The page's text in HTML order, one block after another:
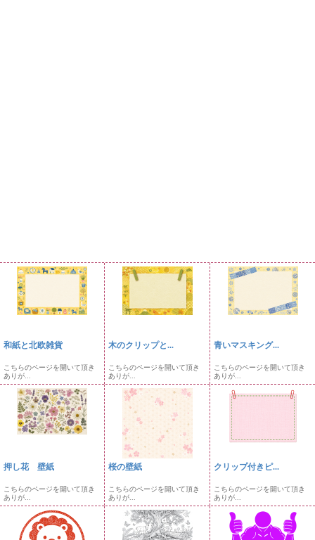
和紙と北欧雑貨
こちらのページを開いて頂き
ありが...
木のクリップと...
こちらのページを開いて頂き
ありが...
青いマスキング...
こちらのページを開いて頂き
ありが...
押し花 壁紙
こちらのページを開いて頂き
ありが...
桜の壁紙
こちらのページを開いて頂き
ありが...
クリップ付きピ...
こちらのページを開いて頂き
ありが...